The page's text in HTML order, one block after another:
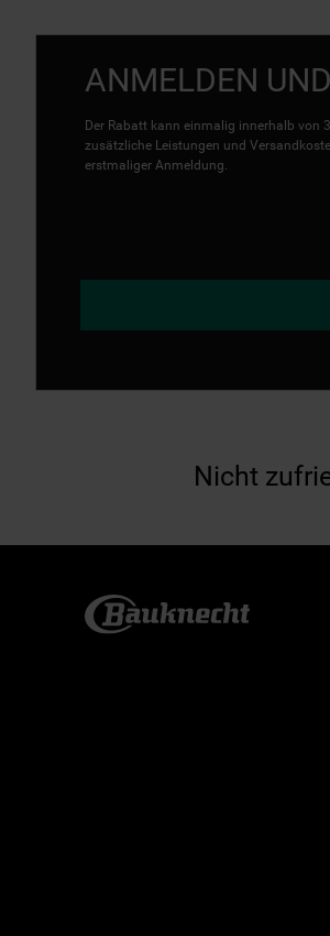
ANMELDEN
Der Rabatt kann einmalig innerhalb von
zusätzliche Leistungen und
erstmaliger Anmeldung.
Nicht